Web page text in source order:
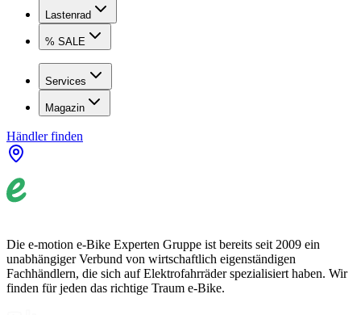
Lastenrad
% SALE
Services
Magazin
Händler finden
Die e-motion e-Bike Experten Gruppe ist bereits seit 2009 ein
unabhängiger Verbund von wirtschaftlich eigenständigen
Fachhändlern, die sich auf Elektrofahrräder spezialisiert haben. Wir
finden für jeden das richtige Traum e-Bike.